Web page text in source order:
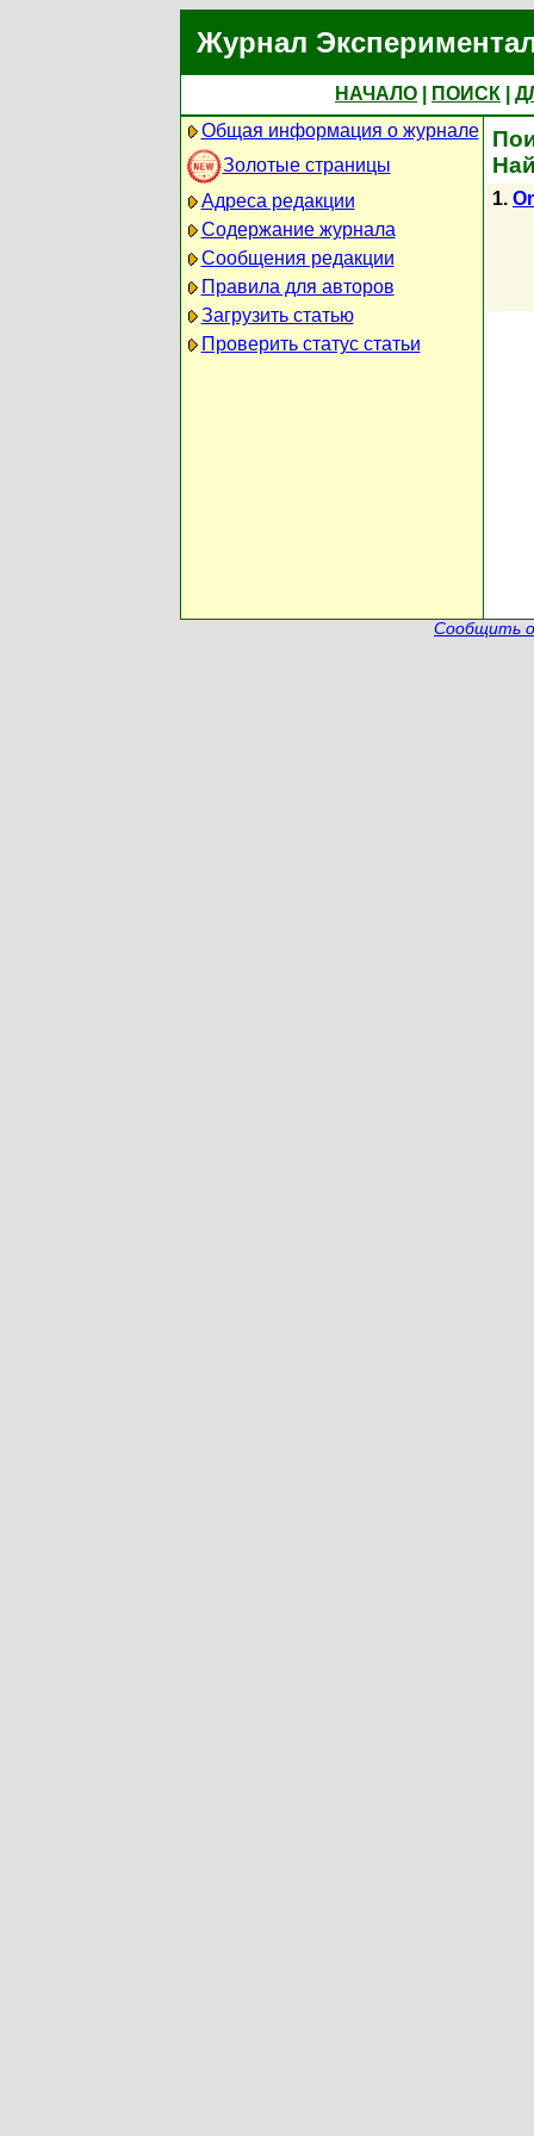
Журнал
НАЧАЛО ПОИСК
Общая информация о журнале
Золотые страницы
Адреса редакции
Содержание журнала
Сообщения редакции
Правила для авторов
Загрузить статью
Проверить статус статьи
1.
Сообщить о